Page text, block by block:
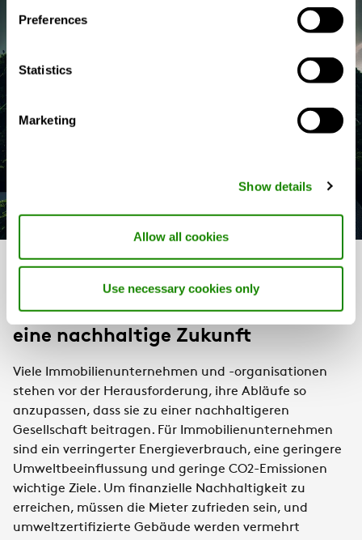
Preferences
Statistics
Marketing
Show details
Allow all cookies
Use necessary cookies only
Investition in ein
bedarfsgesteuertes Raumklima für
eine nachhaltige Zukunft
Viele Immobilienunternehmen und -organisationen
stehen vor der Herausforderung, ihre Abläufe so
anzupassen, dass sie zu einer nachhaltigeren
Gesellschaft beitragen. Für Immobilienunternehmen
sind ein verringerter Energieverbrauch, eine geringere
Umweltbeeinflussung und geringe CO2-Emissionen
wichtige Ziele. Um finanzielle Nachhaltigkeit zu
erreichen, müssen die Mieter zufrieden sein, und
umweltzertifizierte Gebäude werden vermehrt